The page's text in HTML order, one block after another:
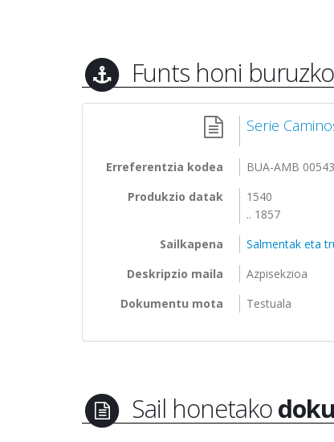
Funts honi buruzko
Serie
Erreferentzia kodea
BUA-AMB
Produkzio datak
1540
.. 1857
Sailkapena
Salmentak eta
Deskripzio maila
Azpisekzioa
Dokumentu mota
Testuala
Sail honetako